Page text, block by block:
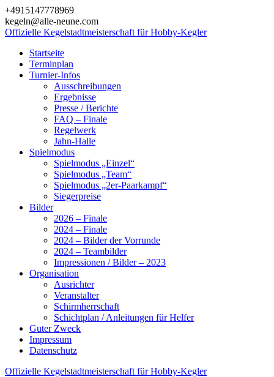
Zum
Inhalt
springen
+4915147778969
kegeln@alle-neune.com
Offizielle Kegelstadtmeisterschaft fürHobby-Kegler
Startseite
Terminplan
Turnier-Infos
Ausschreibungen
Ergebnisse
Presse / Berichte
FAQ – Finale
Regelwerk
Jahn-Halle
Spielmodus
Spielmodus „Einzel“
Spielmodus „Team“
Spielmodus „2er-Paarkampf“
Siegerpreise
Bilder
2026 – Finale
2024 – Finale
2024 – Bilder der Vorrunde
2024 – Teambilder
Impressionen / Bilder – 2023
Organisation
Ausrichter
Veranstalter
Schirmherrschaft
Schichtplan / Anleitungen für Helfer
Guter Zweck
Impressum
Datenschutz
Offizielle Kegelstadtmeisterschaft fürHobby-Kegler